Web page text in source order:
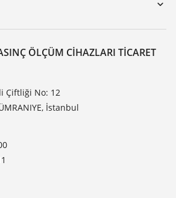
ÖLÇÜM CIHAZLARI TICARET
Çiftliği No: 12
İstanbul